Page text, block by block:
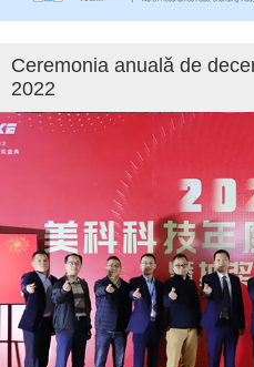
Ceremonia anuală de
2022